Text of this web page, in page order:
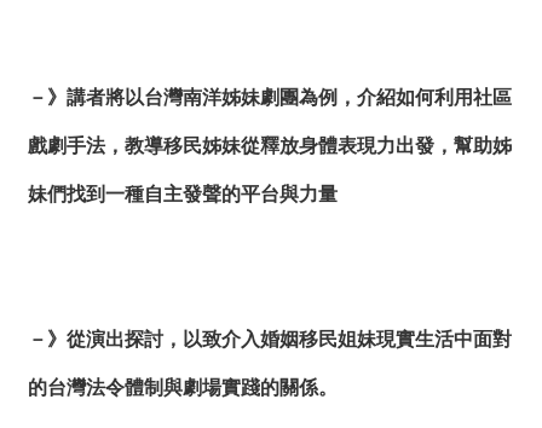
－》講者將以台灣南洋姊妹劇團為例，介紹如何利用社區
戲劇手法，教導移民姊妹從釋放身體表現力出發，幫助姊
妹們找到一種自主發聲的平台與力量
－》從演出探討，以致介入婚姻移民姐妹現實生活中面對
的台灣法令體制與劇場實踐的關係。